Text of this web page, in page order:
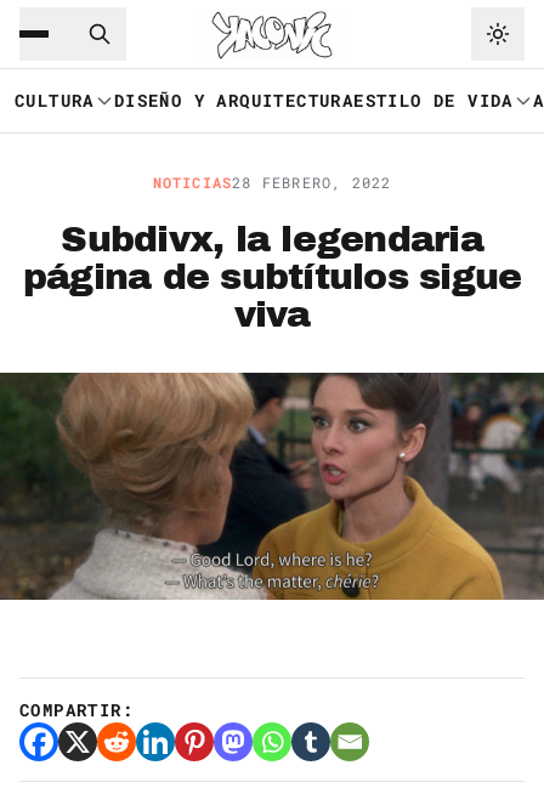
Saltar al contenido principal
CULTURA DISEÑO Y ARQUITECTURAESTILO DE VIDA
NOTICIAS28 FEBRERO, 2022
Subdivx, la legendaria
página de subtítulos sigue
viva
COMPARTIR: